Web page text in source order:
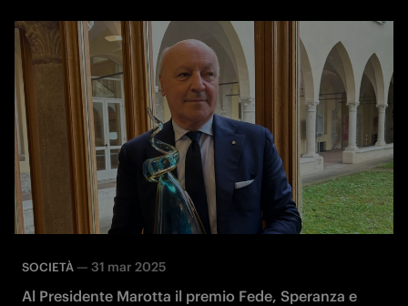
SOCIETÀ — 31 mar 2025
Al Presidente Marotta il premio Fede, Speranza e